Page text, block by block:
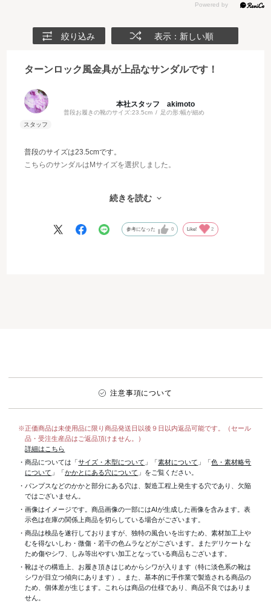
絞り込み 表示：新しい順
ターンロック風金具が上品なサンダルです！
本社スタッフ akimoto
普段お履きの靴のサイズ:23.5cm 足の形:幅が細め
普段のサイズは23.5cmです。
こちらのサンダルはMサイズを選択しました。
こちらはややタイトに感じたので、かかとベルトは一番緩い位置に
続きを読む
参考になった 0 Like! 2
注意事項について
※正価商品は未使用品に限り商品発送日以後９日以内返品可能です。（セール
品・受注生産品はご返品頂けません。）
詳細はこちら
・商品については「サイズ・木型について 」「素材について 」「色・素材略号
について 」「かかとにある穴について 」をご覧ください。
・パンプスなどのかかと部分にある穴は、製造工程上発生する穴であり、欠陥
ではございません。
・画像はイメージです。商品画像の一部にはAIが生成した画像を含みます。表
示色は在庫の関係上商品を切らしている場合がございます。
・商品は検品を遂行しておりますが、独特の風合いを出すため、素材加工上
むを得ないしわ・微傷・若干の色ムラなどがございます。またデリケートな
ため傷やシワ、しみ等出やすい加工となっている商品もございます。
・靴はその構造上、お履き頂きはじめからシワが入ります（特に淡色系の靴は
シワが目立つ傾向にあります）。また、基本的に手作業で製造される商品の
ため、個体差が生じます。これらは商品の仕様であり、商品不良ではありま
せん。